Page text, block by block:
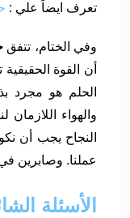
تعرف ايضاً علي :
وفي الختام، تتفق
أن القوة
الحلم هو مجرد
والهواء اللازمان
النجاح يجب أن
عملنا. وصابرين
الأسئلة